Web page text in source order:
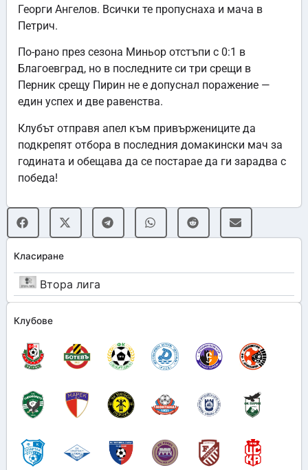
Класиране
Втора лига
Клубове
Георги Ангелов. Всички те пропуснаха и мача в
Петрич.
По-рано през сезона Миньор отстъпи с 0:1 в
Благоевград, но в последните си три срещи в
Перник срещу Пирин не е допуснал поражение —
един успех и две равенства.
Клубът отправя апел към привържениците да
подкрепят отбора в последния домакински мач за
годината и обещава да се постарае да ги зарадва с
победа!